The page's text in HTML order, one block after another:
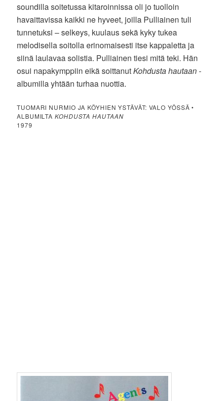
soundilla soitetussa kitaroinnissa oli jo tuolloin
havaittavissa kaikki ne hyveet, joilla Pulliainen tuli
tunnetuksi – selkeys, kuulaus sekä kyky tukea
melodisella soitolla erinomaisesti itse kappaletta ja
siinä laulavaa solistia. Pulliainen tiesi mitä teki. Hän
osui napakymppiin eikä soittanutKohdusta hautaan-
albumilla yhtään turhaa nuottia.
TUOMARI NURMIO JA KÖYHIEN YSTÄVÄT: VALO YÖSSÄ •
ALBUMILTAKOHDUSTA HAUTAAN
1979